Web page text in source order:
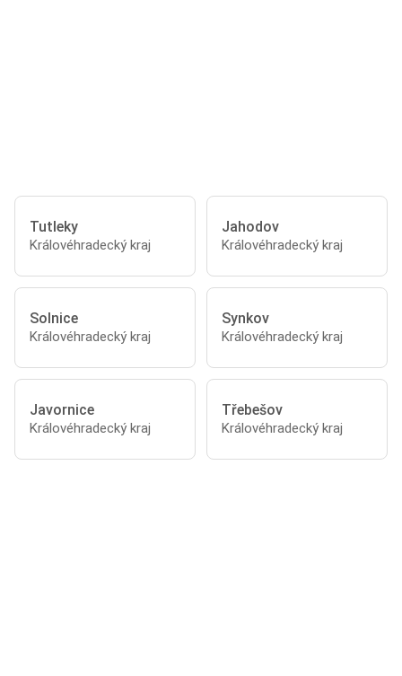
Tutleky
Královéhradecký kraj
Jahodov
Královéhradecký kraj
Solnice
Královéhradecký kraj
Synkov
Královéhradecký kraj
Javornice
Královéhradecký kraj
Třebešov
Královéhradecký kraj